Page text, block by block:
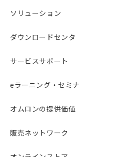
ソリューション
ダウンロードセンタ
サービスサポート
eラーニング・セミナ
オムロンの提供価値
販売ネットワーク